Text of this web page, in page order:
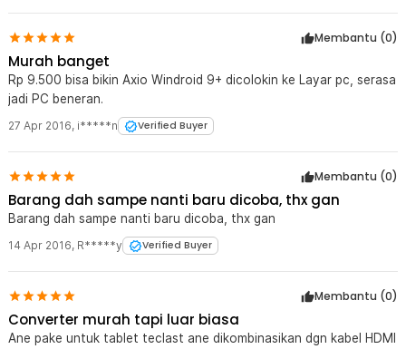
Membantu (0)
Murah banget
Rp 9.500 bisa bikin Axio Windroid 9+ dicolokin ke Layar pc, serasa
jadi PC beneran.
27 Apr 2016, i*****n Verified Buyer
Membantu (0)
Barang dah sampe nanti baru dicoba, thx gan
Barang dah sampe nanti baru dicoba, thx gan
14 Apr 2016, R*****y Verified Buyer
Membantu (0)
Converter murah tapi luar biasa
Ane pake untuk tablet teclast ane dikombinasikan dgn kabel HDMI